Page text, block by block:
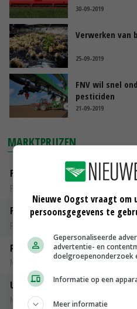
30-09-2019
Verwerken van
25-09-2019
FNV wil snel
pesticiden
21-09-2019
MARKTPRIJZEN
Fontane
PotatoNL
Fritesgeschikt NL Du Be
PotatoNL
Peen
Noteringen
Uien Middenmeer Geel 30-60%
Noteringen
Nieuwe Oogst vraagt om
persoonsgegevens te
Gepersonaliseerde
advertentie- en
doelgroepenonderzoek
Informatie op een
Meer informatie